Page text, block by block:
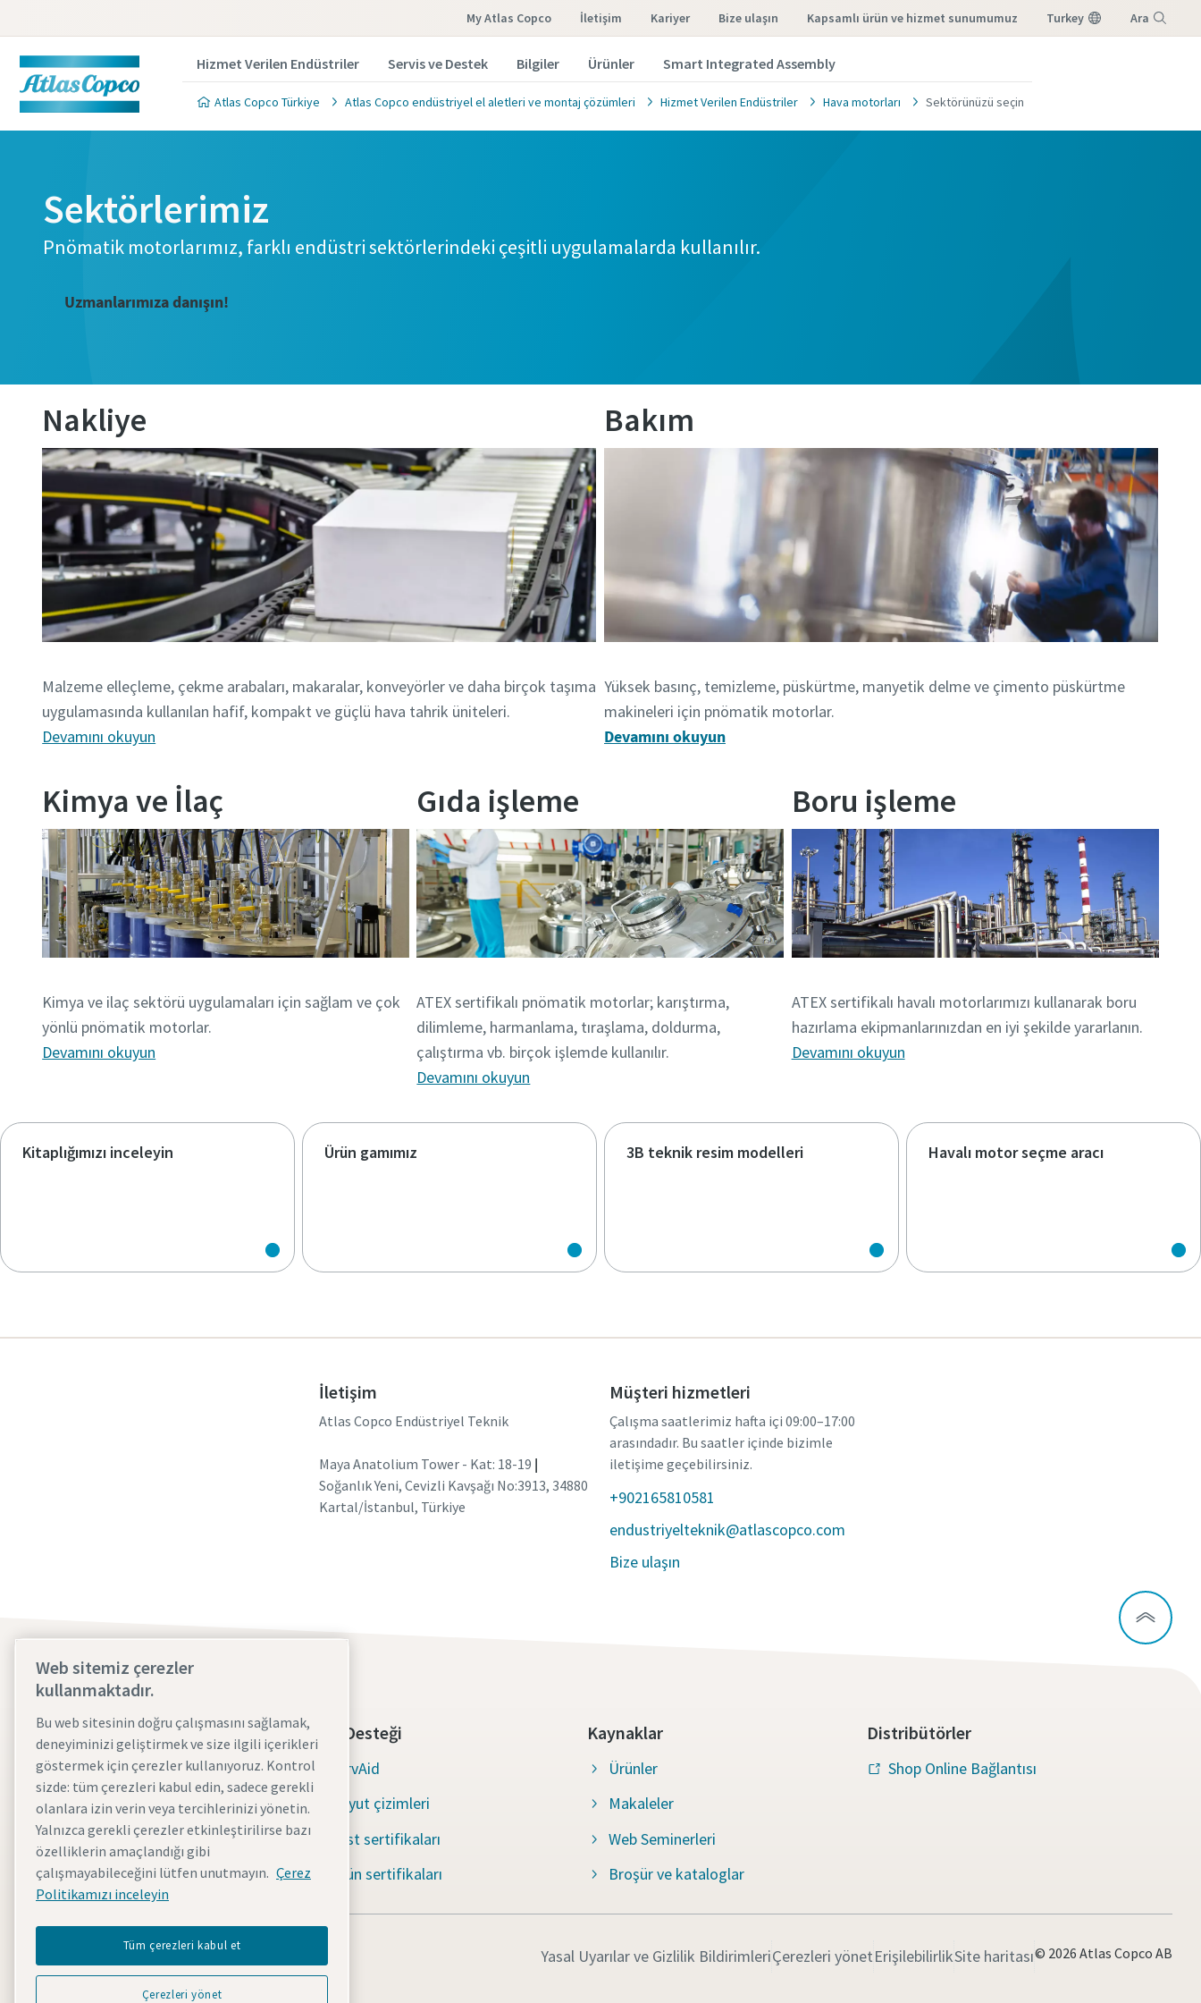
My Atlas Copco İletişim Kariyer bize ulaşın kapsamlı ürün ve hizmet sunumumuz Turkey Ara
Hizmet Verilen Endüstriler Servis ve Destek Bilgiler Ürünler Smart Integrated Assembly
Atlas Copco Türkiye Atlas Copco endüstriyel el aletleri ve montaj çözümleri Hizmet Verilen Endüstriler Hava motorları Sektörünüzü seçin
Sektörlerimiz
Pnömatik motorlarımız, farklı endüstri sektörlerindeki çeşitli uygulamalarda kullanılır.
Uzmanlarımıza danışın!
Nakliye
Malzeme elleçleme, çekme arabaları, makaralar, konveyörler ve daha birçok taşıma
uygulamasında kullanılan hafif, kompakt ve güçlü hava tahrik üniteleri.
Devamını okuyun
Bakım
Yüksek basınç, temizleme, püskürtme, manyetik delme ve çimento püskürtme
makineleri için pnömatik motorlar.
Devamını okuyun
Kimya ve İlaç
Kimya ve ilaç sektörü uygulamaları için sağlam ve çok
yönlü pnömatik motorlar.
Devamını okuyun
Gıda işleme
ATEX sertifikalı pnömatik motorlar; karıştırma,
dilimleme, harmanlama, tıraşlama, doldurma,
çalıştırma vb. birçok işlemde kullanılır.
Devamını okuyun
Boru işleme
ATEX sertifikalı havalı motorlarımızı kullanarak boru
hazırlama ekipmanlarınızdan en iyi şekilde yararlanın.
Devamını okuyun
Kitaplığımızı inceleyin Ürün gamımız 3B teknik resim modelleri Havalı motor seçme aracı
İletişim
Atlas Copco Endüstriyel Teknik
Maya Anatolium Tower - Kat: 18-19 |
Soğanlık Yeni, Cevizli Kavşağı No:3913, 34880
Kartal/İstanbul, Türkiye
Müşteri hizmetleri
Çalışma saatlerimiz hafta içi 09:00–17:00
arasındadır. Bu saatler içinde bizimle
iletişime geçebilirsiniz.
+902165810581
endustriyelteknik@atlascopco.com
Bize ulaşın
Hakkımızda
Atlas Copco Grubu
Endüstriyel Teknik
Sektörler
Kariyer olanakları
Araç Desteği
ServAid
Boyut çizimleri
Test sertifikaları
Ürün sertifikaları
Kaynaklar
Ürünler
Makaleler
Web Seminerleri
Broşür ve kataloglar
Distribütörler
Shop Online Bağlantısı
Yasal Uyarılar ve Gizlilik BildirimleriÇerezleri yönetErişilebilirlikSite haritası© 2026 Atlas Copco AB
Web sitemiz çerezler
kullanmaktadır.
Bu web sitesinin doğru çalışmasını sağlamak,
deneyiminizi geliştirmek ve size ilgili içerikleri
göstermek için çerezler kullanıyoruz. Kontrol
sizde: tüm çerezleri kabul edin, sadece gerekli
olanlara izin verin veya tercihlerinizi yönetin.
Yalnızca gerekli çerezler etkinleştirilirse bazı
özelliklerin amaçlandığı gibi
çalışmayabileceğini lütfen unutmayın. Çerez
Politikamızı inceleyin
Tüm çerezleri kabul et
Çerezleri yönet